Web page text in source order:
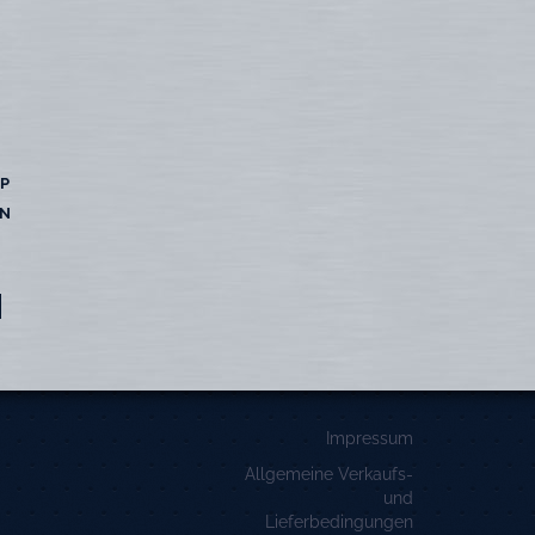
Impressum
Allgemeine Verkaufs-
und
Lieferbedingungen